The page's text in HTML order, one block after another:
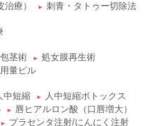
療） ► 刺青・タトゥー切除法
茎術 ► 処女膜再生術
量ピル
中短縮 ► 人中短縮ボトックス
► 唇ヒアルロン酸（口唇増大）
► プラセンタ注射/にんにく注射